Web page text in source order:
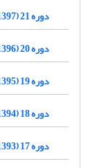
دوره 21 (1397)
دوره 20 (1396)
دوره 19 (1395)
دوره 18 (1394)
دوره 17 (1393)